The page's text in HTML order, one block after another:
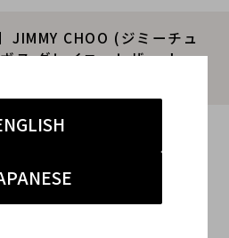
JIMMY CHOO (ジミーチュ
ス グレイニーレザー トー